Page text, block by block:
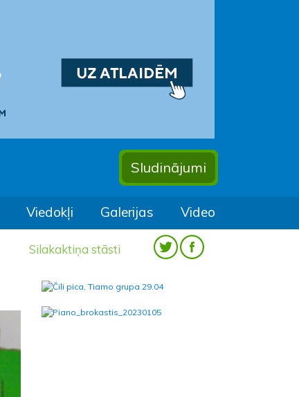
Sludinājumi
Viedokļi Galerijas Video
Silakaktiņa stāsti